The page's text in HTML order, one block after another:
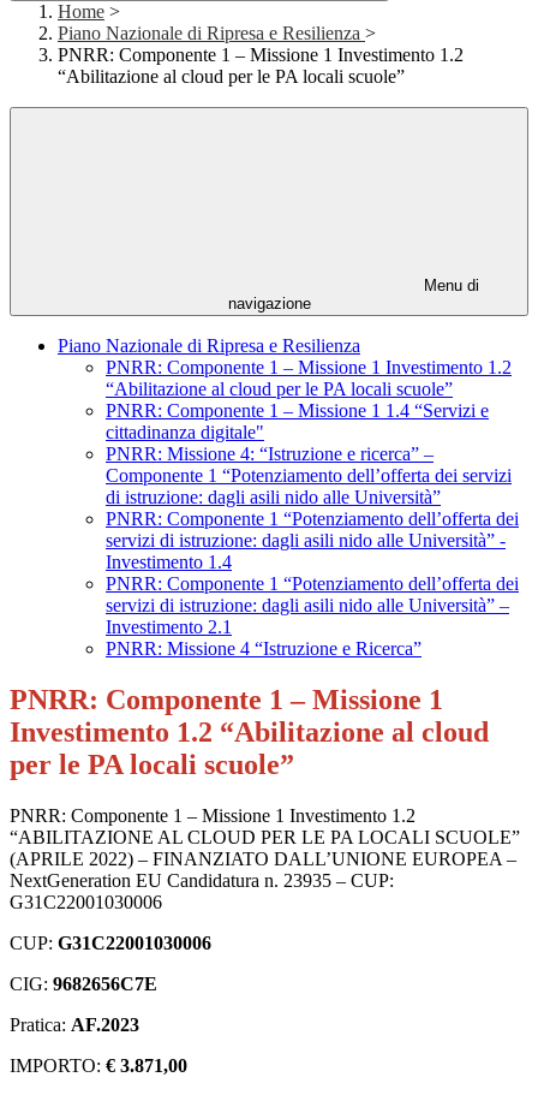
Home >
Piano Nazionale di Ripresa e Resilienza >
PNRR: Componente 1 – Missione 1 Investimento 1.2
“Abilitazione al cloud per le PA locali scuole”
Menu di
navigazione
Piano Nazionale di Ripresa e Resilienza
PNRR: Componente 1 – Missione 1 Investimento 1.2
“Abilitazione al cloud per le PA locali scuole”
PNRR: Componente 1 – Missione 1 1.4 “Servizi e
cittadinanza digitale"
PNRR: Missione 4: “Istruzione e ricerca” –
Componente 1 “Potenziamento dell’offerta dei servizi
di istruzione: dagli asili nido alle Università”
PNRR: Componente 1 “Potenziamento dell’offerta dei
servizi di istruzione: dagli asili nido alle Università” -
Investimento 1.4
PNRR: Componente 1 “Potenziamento dell’offerta dei
servizi di istruzione: dagli asili nido alle Università” –
Investimento 2.1
PNRR: Missione 4 “Istruzione e Ricerca”
PNRR: Componente 1 – Missione 1
Investimento 1.2 “Abilitazione al cloud
per le PA locali scuole”
PNRR: Componente 1 – Missione 1 Investimento 1.2
“ABILITAZIONE AL CLOUD PER LE PA LOCALI SCUOLE”
(APRILE 2022) – FINANZIATO DALL’UNIONE EUROPEA –
NextGeneration EU Candidatura n. 23935 – CUP:
G31C22001030006
CUP: G31C22001030006
CIG: 9682656C7E
Pratica: AF.2023
IMPORTO: € 3.871,00